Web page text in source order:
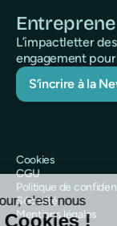
L’impactletter
engagement
S’incrire à la
Cookies
CGU
Politique de
Sécurité
Mentions légales